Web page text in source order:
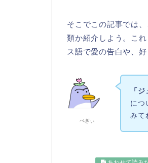
そこでこの記事では
類か紹介しよう。こ
ス語で愛の告白や、
ぺぎぃ
「
につ
みて